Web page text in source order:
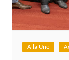
A la Une